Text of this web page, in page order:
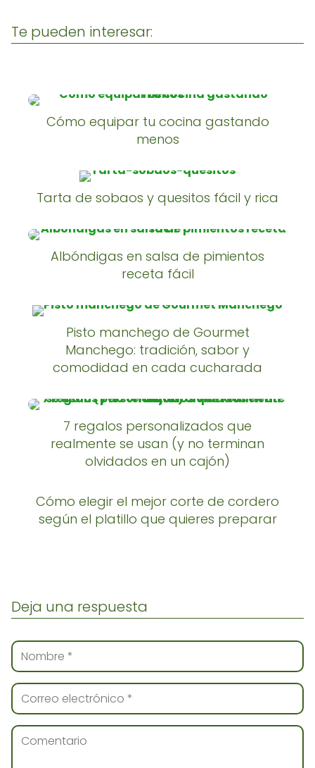
Te pueden interesar:
Cómo equipar tu cocina gastando
menos
Tarta de sobaos y quesitos fácil y rica
Albóndigas en salsa de pimientos
receta fácil
Pisto manchego de Gourmet
Manchego: tradición, sabor y
comodidad en cada cucharada
7 regalos personalizados que
realmente se usan (y no terminan
olvidados en un cajón)
Cómo elegir el mejor corte de cordero
según el platillo que quieres preparar
Deja una respuesta